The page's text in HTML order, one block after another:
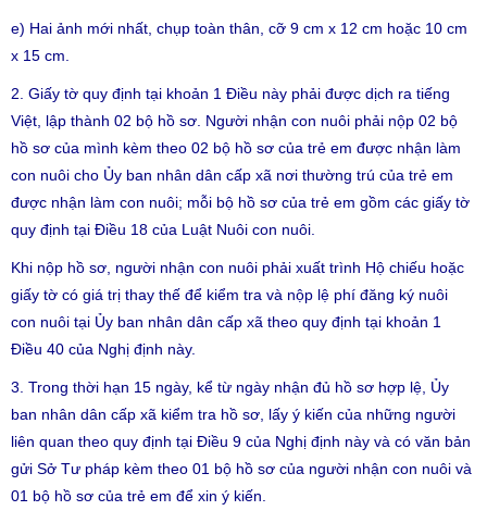
e) Hai ảnh mới nhất, chụp toàn thân, cỡ 9 cm x 12 cm hoặc 10 cm
x 15 cm.
2. Giấy tờ quy định tại khoản 1 Điều này phải được dịch ra tiếng
Việt, lập thành 02 bộ hồ sơ. Người nhận con nuôi phải nộp 02 bộ
hồ sơ của mình kèm theo 02 bộ hồ sơ của trẻ em được nhận làm
con nuôi cho Ủy ban nhân dân cấp xã nơi thường trú của trẻ em
được nhận làm con nuôi; mỗi bộ hồ sơ của trẻ em gồm các giấy tờ
quy định tại Điều 18 của Luật Nuôi con nuôi.
Khi nộp hồ sơ, người nhận con nuôi phải xuất trình Hộ chiếu hoặc
giấy tờ có giá trị thay thế để kiểm tra và nộp lệ phí đăng ký nuôi
con nuôi tại Ủy ban nhân dân cấp xã theo quy định tại khoản 1
Điều 40 của Nghị định này.
3. Trong thời hạn 15 ngày, kể từ ngày nhận đủ hồ sơ hợp lệ, Ủy
ban nhân dân cấp xã kiểm tra hồ sơ, lấy ý kiến của những người
liên quan theo quy định tại Điều 9 của Nghị định này và có văn bản
gửi Sở Tư pháp kèm theo 01 bộ hồ sơ của người nhận con nuôi và
01 bộ hồ sơ của trẻ em để xin ý kiến.